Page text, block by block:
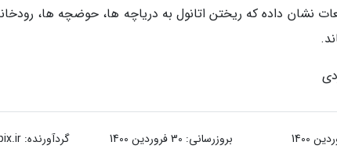
نشان داده که ریختن اتانول به دریاچه ها، حوضچه ها،
بروزرسانی: 30 فروردین 1400 گردآورنده: